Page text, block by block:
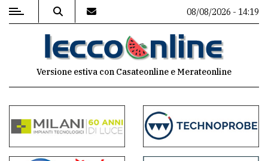
MENU
commenti
Contenuti
08/08/2026 - 14:19
Versione estiva con Casateonline e Merateonline